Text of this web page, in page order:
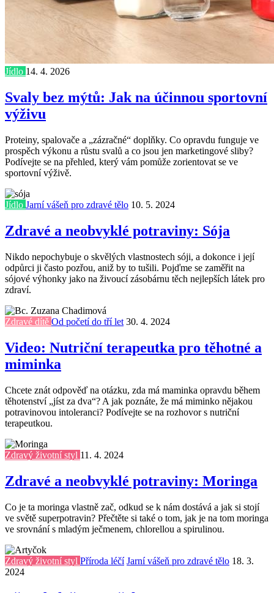
Jídlo 14. 4. 2026
Svaly bez mýtů: Jak na účinnou sportovní
výživu
Proteiny, spalovače a „zázračné“ doplňky. Co opravdu funguje ve
prospěch výkonu a růstu svalů a co jsou jen marketingové sliby?
Podívejte se na přehled, který vám pomůže zorientovat se ve
sportovní výživě.
Jídlo Jarní vášeň pro zdravé tělo 10. 5. 2024
Zdravé a neobvyklé potraviny: Sója
Nikdo nepochybuje o skvělých vlastnostech sóji, a dokonce i její
odpůrci ji často pozřou, aniž by to tušili. Pojďme se zaměřit na
sójové výhonky jako na živoucí zásobárnu těch nejlepších látek pro
zdraví.
Zdravé dítě Od početí do tří let 30. 4. 2024
Video: Nutriční terapeutka pro těhotné a
miminka
Chcete znát odpověď na otázku, zda má maminka opravdu během
těhotenství „jíst za dva“? A jak poznáte, že má miminko nějakou
potravinovou intoleranci? Podívejte se na rozhovor s nutriční
terapeutkou.
Zdravý životní styl 11. 4. 2024
Zdravé a neobvyklé potraviny: Moringa
Co je ta moringa vlastně zač, odkud se k nám dostává a jak si stojí
ve světě superpotravin? Přečtěte si také o tom, jak je na tom moringa
ve srovnání s mladým ječmenem, chlorellou a spirulinou.
Zdravý životní styl Příroda léčí Jarní vášeň pro zdravé tělo 18. 3.
2024